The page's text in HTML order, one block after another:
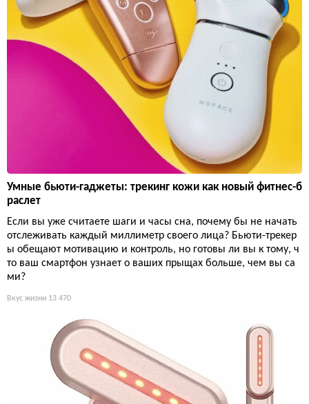
Умные бьюти-гаджеты: трекинг кожи как новый фитнес-б
раслет
Если вы уже считаете шаги и часы сна, почему бы не начать
отслеживать каждый миллиметр своего лица? Бьюти-трекер
ы обещают мотивацию и контроль, но готовы ли вы к тому, ч
то ваш смартфон узнает о ваших прыщах больше, чем вы са
ми?
Вкус жизни 13 470